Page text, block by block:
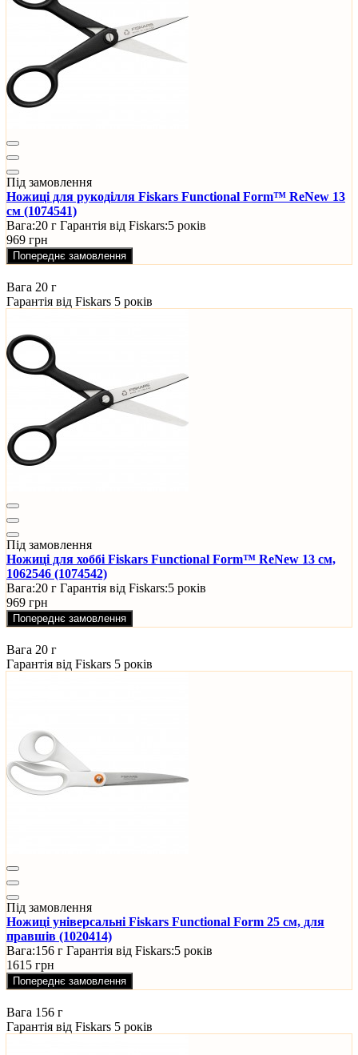
Під замовлення
Ножиці для рукоділля Fiskars Functional Form™ ReNew 13
см (1074541)
Вага:20 г Гарантія від Fiskars:5 років
969 грн
Попереднє замовлення
Вага 20 г
Гарантія від Fiskars 5 років
Під замовлення
Ножиці для хоббі Fiskars Functional Form™ ReNew 13 см,
1062546 (1074542)
Вага:20 г Гарантія від Fiskars:5 років
969 грн
Попереднє замовлення
Вага 20 г
Гарантія від Fiskars 5 років
Під замовлення
Ножиці універсальні Fiskars Functional Form 25 см, для
правшів (1020414)
Вага:156 г Гарантія від Fiskars:5 років
1615 грн
Попереднє замовлення
Вага 156 г
Гарантія від Fiskars 5 років